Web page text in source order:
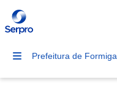
Prefeitura de Formiga